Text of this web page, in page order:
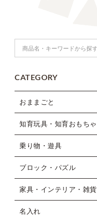
CATEGORY
おままごと
知育玩具・知育おもちゃ
乗り物・遊具
ブロック・パズル
家具・インテリア・雑貨
名入れ